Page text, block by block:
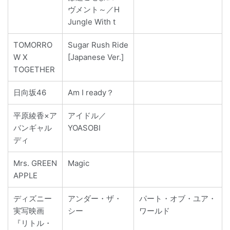
ヴメント～／H
Jungle With t
TOMORRO
W X
TOGETHER
Sugar Rush Ride
[Japanese Ver.]
日向坂46 Am I ready？
平原綾香×ア
バンギャル
ディ
アイドル／
YOASOBI
Mrs. GREEN
APPLE
Magic
ディズニー
実写映画
『リトル・
アンダー・ザ・
シー
パート・オブ・ユア・
ワールド